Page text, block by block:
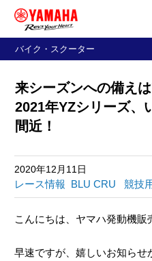
バイク・スクーター
来シーズンへの備え
2021年YZシリーズ、
間近！
2020年12月11日
レース情報 BLU CRU 競技
こんにちは、ヤマハ発動機販
早速ですが、嬉しいお知らせ